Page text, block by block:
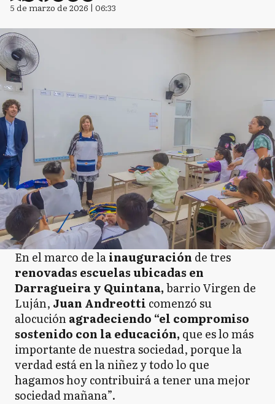
5 de marzo de 2026 | 06:33
En el marco de lainauguración de tres
renovadas escuelas ubicadas en
Darragueira y Quintana,barrio Virgen de
Luján, Juan Andreotti comenzó su
alocuciónagradeciendo “el compromiso
sostenido con la educación, que es lo más
importante de nuestra sociedad, porque la
verdad está en la niñez y todo lo que
hagamos hoy contribuirá a tener una mejor
sociedad mañana”.